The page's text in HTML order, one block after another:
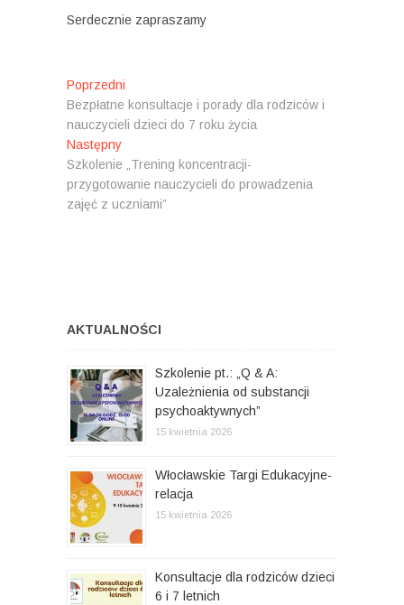
Serdecznie zapraszamy
N
a
w
i
g
a
p
i
s
u
Poprzedni
o
p
z
e
d
Bezpłatne konsultacje i porady dla rodziców i
nauczycieli dzieci do 7 roku życia
Następny
a
s
t
Szkolenie „Trening koncentracji-
przygotowanie nauczycieli do prowadzenia
zajęć z uczniami”
AKTUALNOŚCI
Szkolenie pt.: „Q & A:
Uzależnienia od substancji
psychoaktywnych”
15 kwietnia 2026
Włocławskie Targi Edukacyjne-
relacja
15 kwietnia 2026
Konsultacje dla rodziców dzieci
6 i 7 letnich